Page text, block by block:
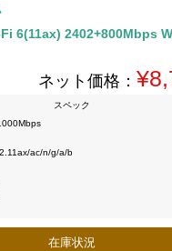
6(11ax) 2402+800Mbps
ネット価格：
スペック
ac/n/g/a/b
在庫状況